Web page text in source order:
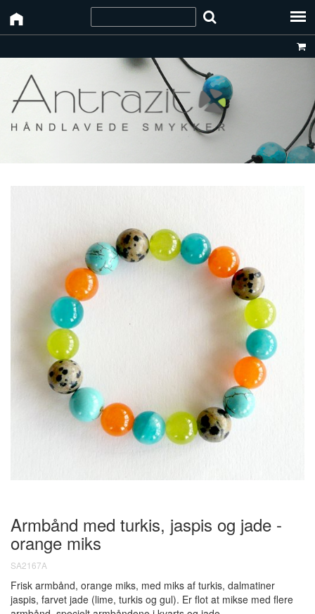
Armbånd med turkis, jaspis og jade -
orange miks
SA2167A
Frisk armbånd, orange miks, med miks af turkis, dalmatiner
jaspis, farvet jade (lime, turkis og gul). Er flot at mikse med flere